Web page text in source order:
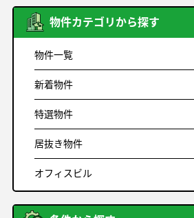
物件カテゴリから探す
物件一覧
新着物件
特選物件
居抜き物件
オフィスビル